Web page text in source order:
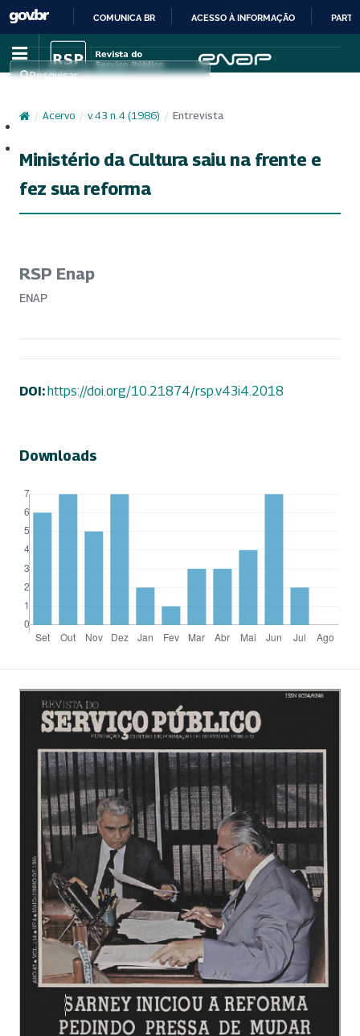
IR
PARA
CONTEÚDO
COMUNICA BR ACESSO À INFORMAÇÃO
Pesquisar
/ Acervo / v. 43 n. 4 (1986) / Entrevista
Ministério da Cultura saiu na frente e
fez sua reforma
RSP Enap
ENAP
DOI:https://doi.org/10.21874/rsp.v43i4.2018
Downloads